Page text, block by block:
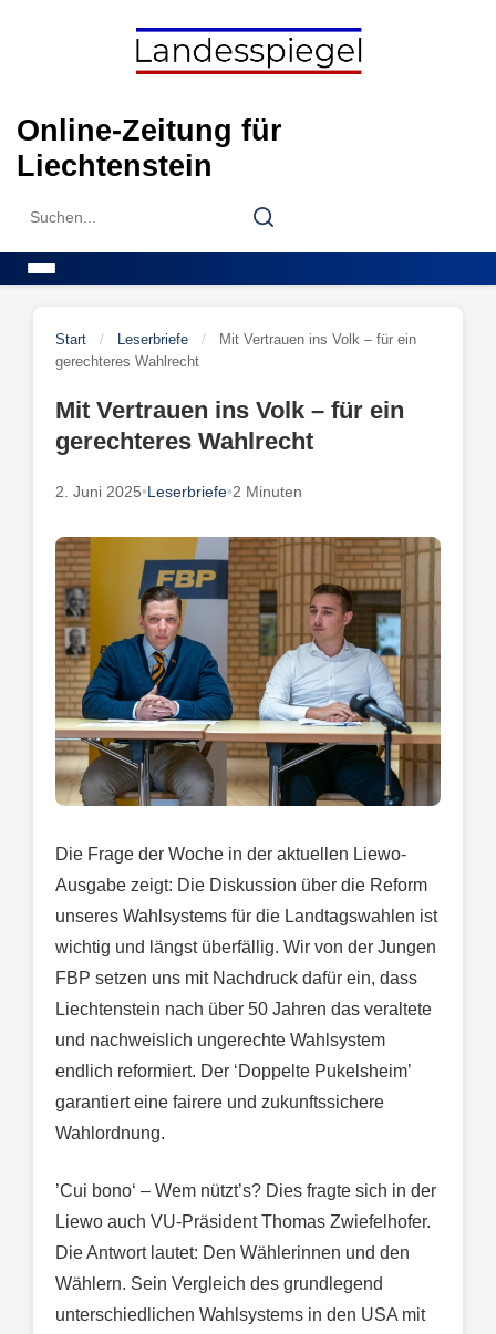
Online-Zeitung für
Liechtenstein
Search
Search
Start / Leserbriefe /
Mit Vertrauen ins Volk – für ein
gerechteres Wahlrecht
Mit Vertrauen ins Volk – für ein
gerechteres Wahlrecht
2. Juni 2025•Leserbriefe•2 Minuten
Die Frage der Woche in der aktuellen Liewo-
Ausgabe zeigt: Die Diskussion über die Reform
unseres Wahlsystems für die Landtagswahlen ist
wichtig und längst überfällig. Wir von der Jungen
FBP setzen uns mit Nachdruck dafür ein, dass
Liechtenstein nach über 50 Jahren das veraltete
und nachweislich ungerechte Wahlsystem
endlich reformiert. Der ‘Doppelte Pukelsheim’
garantiert eine fairere und zukunftssichere
Wahlordnung.
’Cui bono‘ – Wem nützt’s? Dies fragte sich in der
Liewo auch VU-Präsident Thomas Zwiefelhofer.
Die Antwort lautet: Den Wählerinnen und den
Wählern. Sein Vergleich des grundlegend
unterschiedlichen Wahlsystems in den USA mit